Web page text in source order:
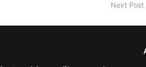
Next Post